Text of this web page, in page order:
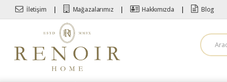
Skip to navigation
Skip to content
İletişim Mağazalarımız Hakkımızda Blog
A
r
a